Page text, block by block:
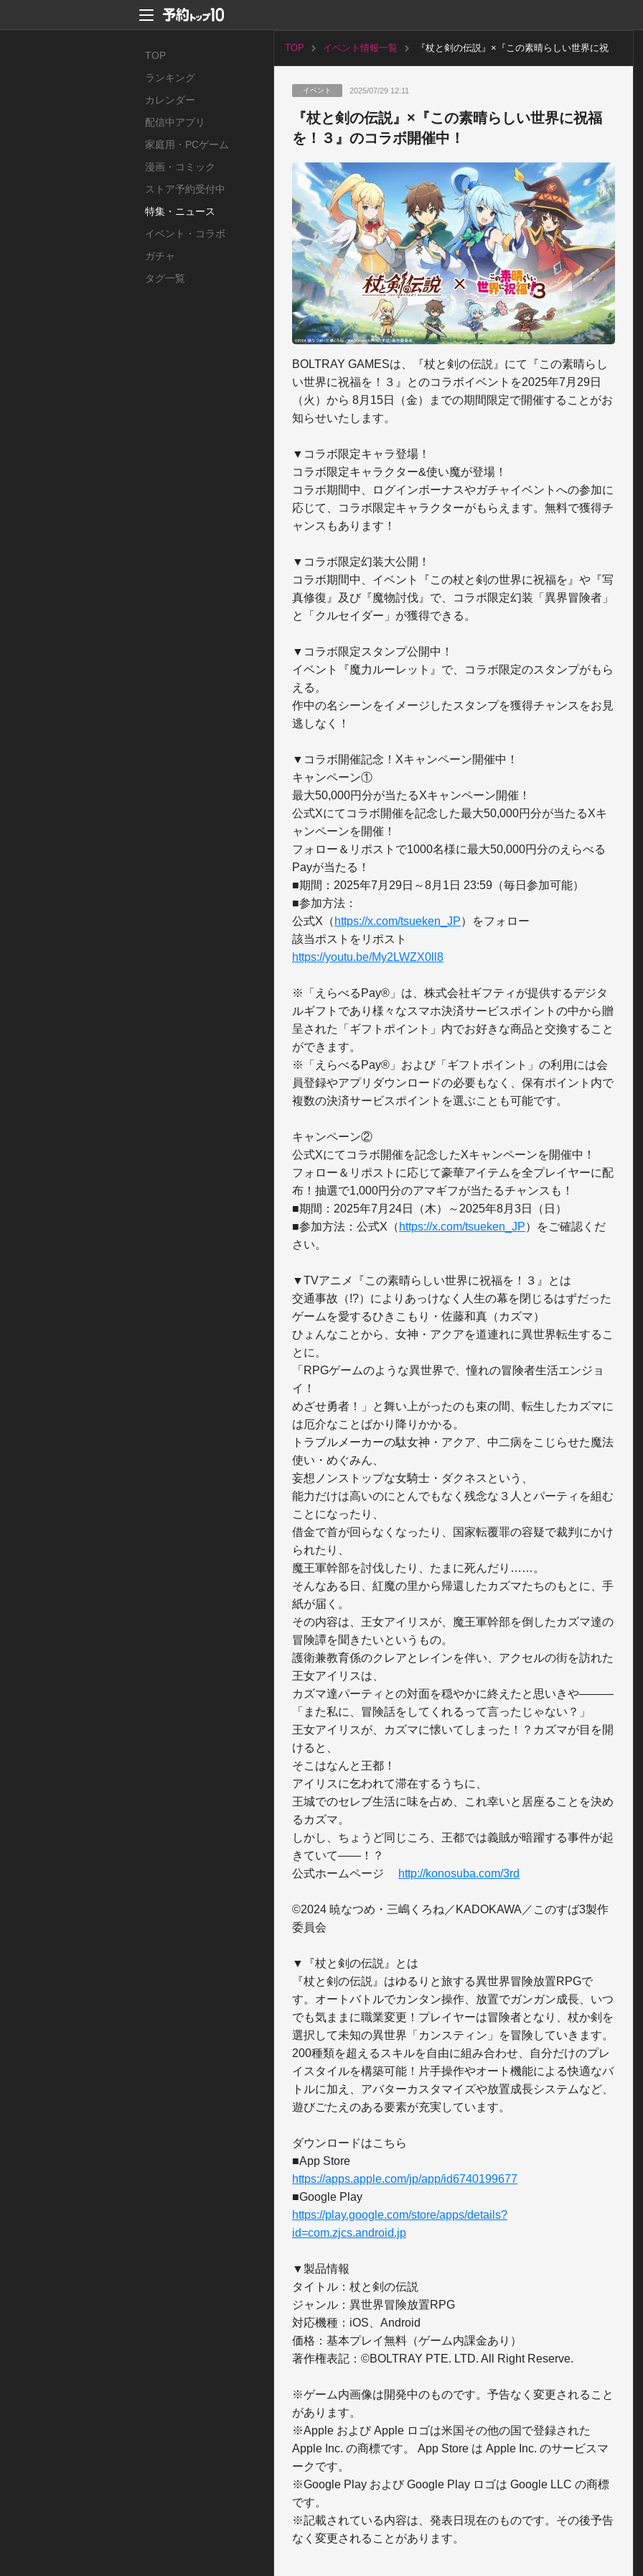
TOP
ランキング
カレンダー
配信中アプリ
家庭用・PCゲーム
漫画・コミック
ストア予約受付中
特集・ニュース
イベント・コラボ
ガチャ
タグ一覧
TOP イベント情報一覧
『杖と剣の伝説』×『この素晴らしい世界に祝
イベント 2025/07/29 12:11
『杖と剣の伝説』×『この素晴らしい世界に祝福
を！３』のコラボ開催中！
BOLTRAY GAMESは、『杖と剣の伝説』にて『この素晴らし
い世界に祝福を！３』とのコラボイベントを2025年7月29日
（火）から 8月15日（金）までの期間限定で開催することがお
知らせいたします。
▼コラボ限定キャラ登場！
コラボ限定キャラクター&使い魔が登場！
コラボ期間中、ログインボーナスやガチャイベントへの参加に
応じて、コラボ限定キャラクターがもらえます。無料で獲得チ
ャンスもあります！
▼コラボ限定幻装大公開！
コラボ期間中、イベント『この杖と剣の世界に祝福を』や『写
真修復』及び『魔物討伐』で、コラボ限定幻装「異界冒険者」
と「クルセイダー」が獲得できる。
▼コラボ限定スタンプ公開中！
イベント『魔力ルーレット』で、コラボ限定のスタンプがもら
える。
作中の名シーンをイメージしたスタンプを獲得チャンスをお見
逃しなく！
▼コラボ開催記念！Xキャンペーン開催中！
キャンペーン①
最大50,000円分が当たるXキャンペーン開催！
公式Xにてコラボ開催を記念した最大50,000円分が当たるXキ
ャンペーンを開催！
フォロー＆リポストで1000名様に最大50,000円分のえらべる
Payが当たる！
■期間：2025年7月29日～8月1日 23:59（毎日参加可能）
■参加方法：
公式X（ https://x.com/tsueken_JP）をフォロー
https://youtu.be/My2LWZX0ll8
※「えらべるPay®」は、株式会社ギフティが提供するデジタ
ルギフトであり様々なスマホ決済サービスポイントの中から贈
呈された「ギフトポイント」内でお好きな商品と交換すること
ができます。
※「えらべるPay®」および「ギフトポイント」の利用には会
員登録やアプリダウンロードの必要もなく、保有ポイント内で
複数の決済サービスポイントを選ぶことも可能です。
キャンペーン②
公式Xにてコラボ開催を記念したXキャンペーンを開催中！
フォロー＆リポストに応じて豪華アイテムを全プレイヤーに配
布！抽選で1,000円分のアマギフが当たるチャンスも！
■期間：2025年7月24日（木）～2025年8月3日（日）
■参加方法：公式X（ https://x.com/tsueken_JP）をご確認くだ
さい。
▼TVアニメ『この素晴らしい世界に祝福を！３』とは
交通事故（!?）によりあっけなく人生の幕を閉じるはずだった
ゲームを愛するひきこもり・佐藤和真（カズマ）
ひょんなことから、女神・アクアを道連れに異世界転生するこ
とに。
「RPGゲームのような異世界で、憧れの冒険者生活エンジョ
イ！
めざせ勇者！」と舞い上がったのも束の間、転生したカズマに
は厄介なことばかり降りかかる。
トラブルメーカーの駄女神・アクア、中二病をこじらせた魔法
使い・めぐみん、
妄想ノンストップな女騎士・ダクネスという、
能力だけは高いのにとんでもなく残念な３人とパーティを組む
ことになったり、
借金で首が回らなくなったり、国家転覆罪の容疑で裁判にかけ
られたり、
魔王軍幹部を討伐したり、たまに死んだり……。
そんなある日、紅魔の里から帰還したカズマたちのもとに、手
紙が届く。
その内容は、王女アイリスが、魔王軍幹部を倒したカズマ達の
冒険譚を聞きたいというもの。
護衛兼教育係のクレアとレインを伴い、アクセルの街を訪れた
王女アイリスは、
カズマ達パーティとの対面を穏やかに終えたと思いきや―――
「また私に、冒険話をしてくれるって言ったじゃない？」
王女アイリスが、カズマに懐いてしまった！？カズマが目を開
けると、
そこはなんと王都！
アイリスに乞われて滞在するうちに、
王城でのセレブ生活に味を占め、これ幸いと居座ることを決め
るカズマ。
しかし、ちょうど同じころ、王都では義賊が暗躍する事件が起
きていて――！？
公式ホームページ
http://konosuba.com/3rd
©2024 暁なつめ・三嶋くろね／KADOKAWA／このすば3製作
委員会
▼『杖と剣の伝説』とは
『杖と剣の伝説』はゆるりと旅する異世界冒険放置RPGで
す。オートバトルでカンタン操作、放置でガンガン成長、いつ
でも気ままに職業変更！プレイヤーは冒険者となり、杖か剣を
選択して未知の異世界「カンスティン」を冒険していきます。
200種類を超えるスキルを自由に組み合わせ、自分だけのプレ
イスタイルを構築可能！片手操作やオート機能による快適なバ
トルに加え、アバターカスタマイズや放置成長システムなど、
遊びごたえのある要素が充実しています。
ダウンロードはこちら
https://apps.apple.com/jp/app/id6740199677
https://play.google.com/store/apps/details?
id=com.zjcs.android.jp
▼製品情報
タイトル：杖と剣の伝説
ジャンル：異世界冒険放置RPG
対応機種：iOS、Android
価格：基本プレイ無料（ゲーム内課金あり）
著作権表記：©BOLTRAY PTE. LTD. All Right Reserve.
※ゲーム内画像は開発中のものです。予告なく変更されること
があります。
※Apple および Apple ロゴは米国その他の国で登録された
Apple Inc. の商標です。 App Store は Apple Inc. のサービスマ
ークです。
※Google Play および Google Play ロゴは Google LLC の商標
です。
※記載されている内容は、発表日現在のものです。その後予告
なく変更されることがあります。